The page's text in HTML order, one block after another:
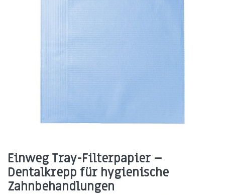
Einweg Tray-Filterpapier –
Dentalkrepp für hygienische
Zahnbehandlungen